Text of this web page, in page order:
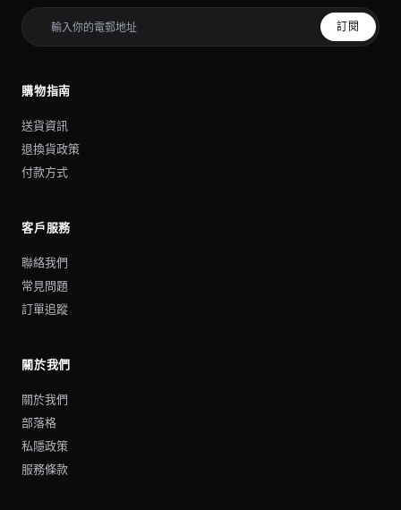
訂閱
購物指南
送貨資訊
退換貨政策
付款方式
客戶服務
聯絡我們
常見問題
訂單追蹤
關於我們
關於我們
部落格
私隱政策
服務條款